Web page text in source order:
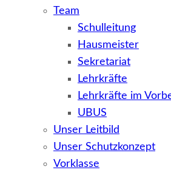
Team
Schulleitung
Hausmeister
Sekretariat
Lehrkräfte
Lehrkräfte im
UBUS
Unser Leitbild
Unser Schutzkonzept
Vorklasse